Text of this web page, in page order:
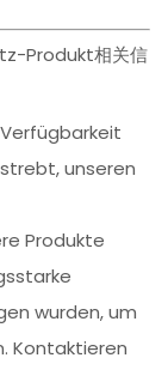
Produkt相关信
unseren
Produkte
wurden, um
Kontaktieren